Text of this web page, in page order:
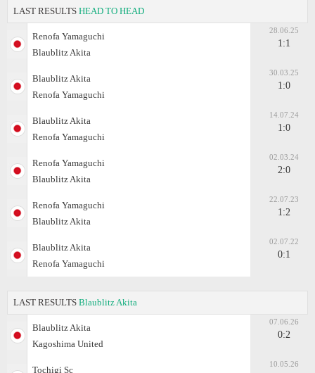
LAST RESULTS HEAD TO HEAD
Renofa Yamaguchi
Blaublitz Akita
28.06.25
1:1
Blaublitz Akita
Renofa Yamaguchi
30.03.25
1:0
Blaublitz Akita
Renofa Yamaguchi
14.07.24
1:0
Renofa Yamaguchi
Blaublitz Akita
02.03.24
2:0
Renofa Yamaguchi
Blaublitz Akita
22.07.23
1:2
Blaublitz Akita
Renofa Yamaguchi
02.07.22
0:1
LAST RESULTS Blaublitz Akita
Blaublitz Akita
Kagoshima United
07.06.26
0:2
Tochigi Sc
10.05.26